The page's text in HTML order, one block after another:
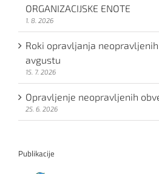
ORGANIZACIJSKE ENOTE
1. 8. 2026
Roki opravljanja
avgustu
15. 7. 2026
Opravljenje neopravljenih
25. 6. 2026
Publikacije